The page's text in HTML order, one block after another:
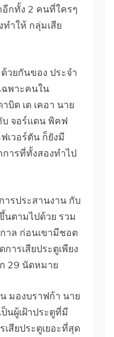
อีกทั้ง 2 คนที่ใครๆ
ำให้ กลุ่มเสีย
วยกันของ ประจำ
ฉพาะคนใน
บิด เด เคอา นาย
บ จอร์แดน พิคฟ
เวอร์ตัน ก็ยังมี
การที่ทั้งสองทำไป
รประสานงาน กับ
นตามไปด้วย รวม
าล ก่อนเขามีชอต
ารเสียประตูเพียง
29 นัดหมาย
มองบราฟก้า นาย
นผู้เฝ้าประตูที่มี
สียประตูเยอะที่สุด